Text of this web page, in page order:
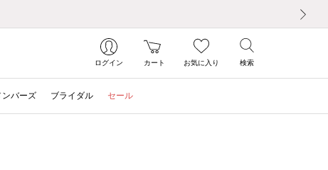
ログイン カート お気に入り 検索
ンバーズ ブライダル セール